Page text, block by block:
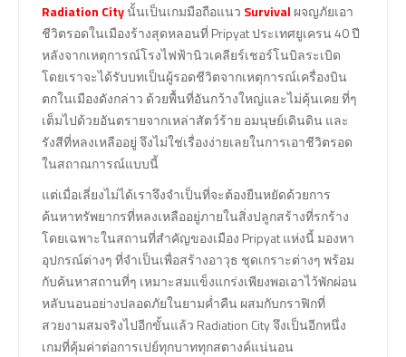
Radiation Cityนั้นเป็นเกมมือถือแนว Survival ผจญภัยเอา
ชีวิตรอดในเมืองร้างสุดหลอนที่ Pripyat ประเทศยูเครน 40 ปี
หลังจากเหตุการณ์โรงไฟฟ้านิวเคลียร์เชอร์โนบิลระเบิด
โดยเราจะได้รับบทเป็นผู้รอดชีวิตจากเหตุการณ์เครื่องบิน
ตกในเมืองดังกล่าว ด้วยพื้นที่อันกว้างใหญ่และไม่คุ้นเคย ที่ๆ
เต็มไปด้วยอันตรายจากเหล่าสัตว์ร้าย อมนุษย์เดินดิน และ
รังสีที่หลงเหลืออยู่ จึงไม่ใช่เรื่องง่ายเลยในการเอาชีวิตรอด
ในสถาณการณ์แบบนี้
แต่เมื่อเลี่ยงไม่ได้เราจึงจำเป็นที่จะต้องยืนหยัดด้วยการ
ค้นหาทรัพยากรที่หลงเหลืออยู่ภายในสิ่งปลูกสร้างที่รกร้าง
โดยเฉพาะในสถานที่สำคัญของเมือง Pripyat แห่งนี้ มองหา
อุปกรณ์ต่างๆ ที่จำเป็นเพื่อสร้างอาวุธ ชุดเกราะต่างๆ พร้อม
กับค้นหาสถานที่ๆ เหมาะสมแข็งแกร่งเพียงพอเอาไว้พักผ่อน
หลับนอนอย่างปลอดภัยในยามค่ำคืน ผสมกับกราฟิกที่
สวยงามสมจริงไปอีกขั้นแล้ว Radiation City จึงเป็นอีกหนึ่ง
เกมที่คุ้มค่าต่อการเปย์ทุกบาททุกสตางค์แน่นอน